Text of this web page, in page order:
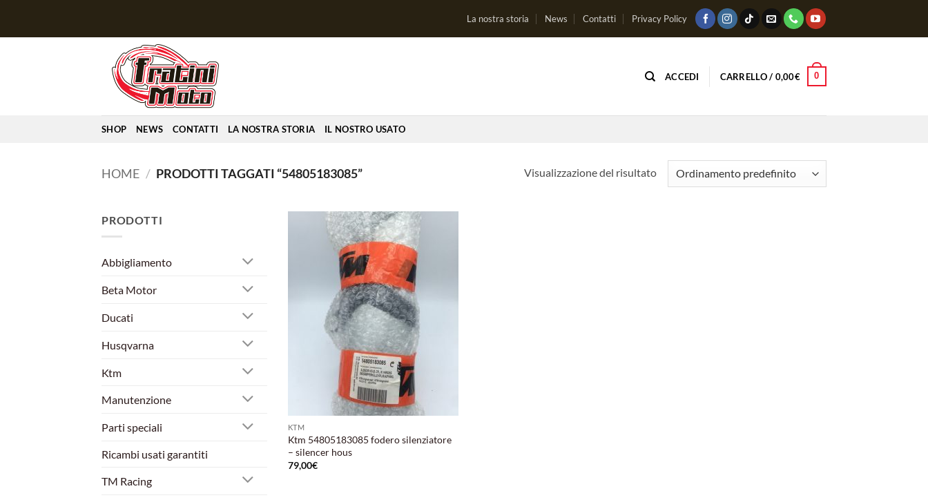
La nostra storia News Contatti Privacy Policy
ACCEDI CARRELLO / 0,00€ 0
SHOP NEWS CONTATTI LA NOSTRA STORIA IL NOSTRO USATO
HOME / PRODOTTI TAGGATI “54805183085” Visualizzazione del risultato
PRODOTTI
Abbigliamento
Beta Motor
Ducati
Husqvarna
Ktm
Manutenzione
Parti speciali
Ricambi usati garantiti
TM Racing
Aggiungi
KTM
Ktm 54805183085 fodero silenziatore
– silencer hous
79,00€